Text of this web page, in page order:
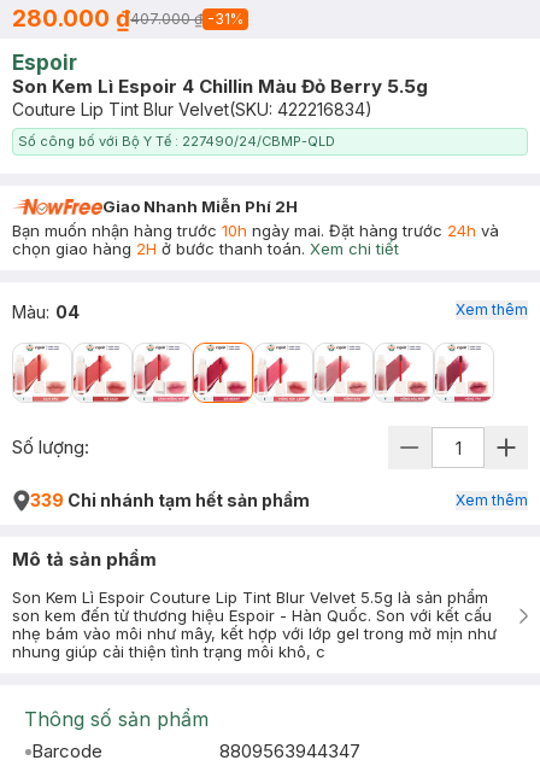
280.000 ₫407.000 ₫ -31%
Espoir
Son Kem Lì Espoir 4 Chillin Màu Đỏ Berry 5.5g
Couture Lip Tint Blur Velvet(SKU: 422216834)
Số công bố với Bộ Y Tế : 227490/24/CBMP-QLD
Giao Nhanh Miễn Phí 2H
Bạn muốn nhận hàng trước 10h ngày mai. Đặt hàng trước 24h và
chọn giao hàng 2H ở bước thanh toán. Xem chi tiết
Màu: 04 Xem thêm
Số lượng:
339 Chi nhánh tạm hết sản phẩm Xem thêm
Mô tả sản phẩm
Son Kem Lì Espoir Couture Lip Tint Blur Velvet 5.5g là sản phẩm
son kem đến từ thương hiệu Espoir - Hàn Quốc. Son với kết cấu
nhẹ bám vào môi như mây, kết hợp với lớp gel trong mờ mịn như
nhung giúp cải thiện tình trạng môi khô, c
Thông số sản phẩm
Barcode
8809563944347